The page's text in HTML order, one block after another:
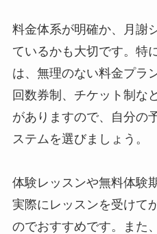
料金体系が明確か、月謝
ているかも大切です。特
は、無理のない料金プラ
回数券制、チケット制な
がありますので、自分の
ステムを選びましょう。
体験レッスンや無料体験
実際にレッスンを受けて
のでおすすめです。また